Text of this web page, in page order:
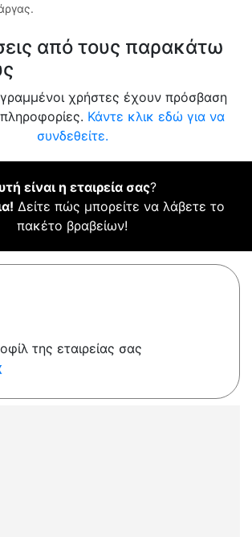
από τους παρακάτω
χρήστες έχουν πρόσβαση
Κάντε κλικ εδώ για να
συνδεθείτε.
είναι η εταιρεία σας?
Δείτε πώς μπορείτε να λάβετε το
πακέτο βραβείων!
της εταιρείας σας